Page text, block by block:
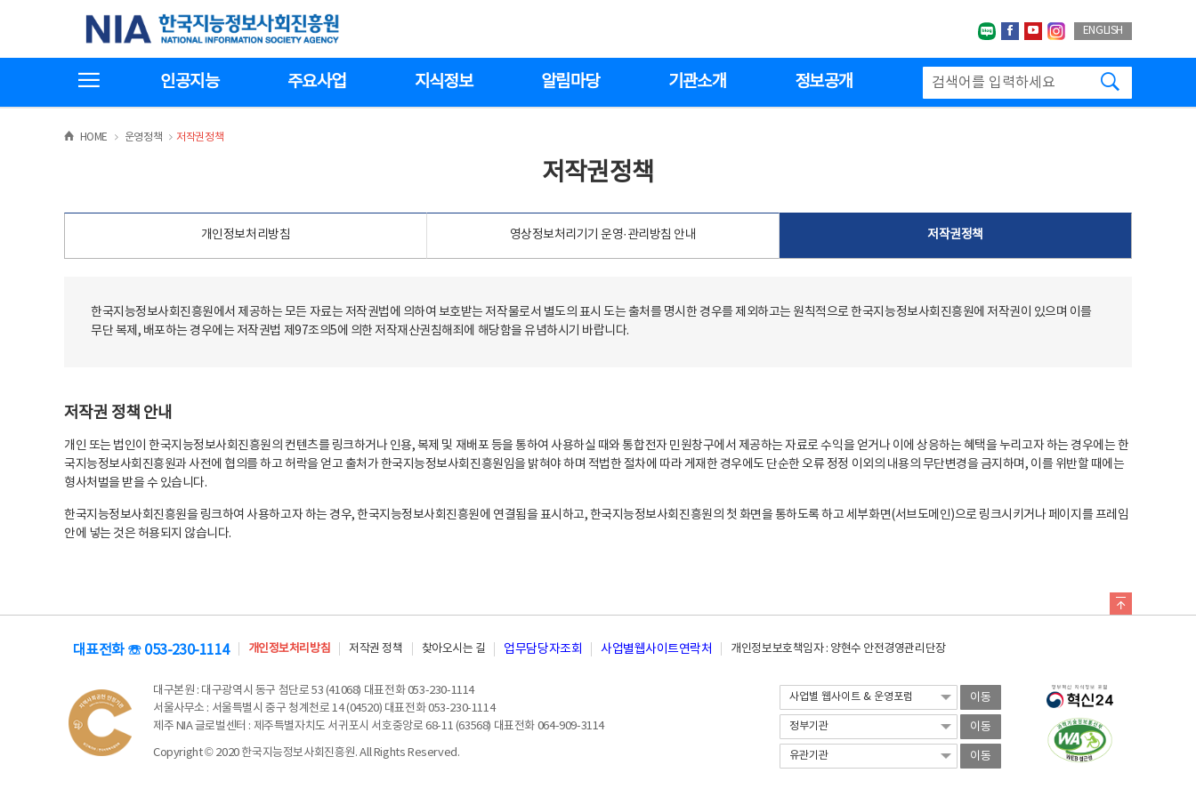
기
한국지능정보사회진흥원
네이버블로그
페이스북
유투브인스타그랩
ENGLISH
인공지능 주요사업 지식정보 알림마당 기관소개 정보공개
HOME >운영정책 >
저작권정책
저작권정책
개인정보처리방침 영상정보처리기기 운영·관리방침 안내 저작권정책
한국지능정보사회진흥원에서 제공하는 모든 자료는 저작권법에 의하여 보호받는 저작물로서 별도의 표시 도는 출처를 명시한 경우를 제외하고는 원칙적으로 한국지능정보사회진흥원에 저작권이 있으며 이를
무단 복제, 배포하는 경우에는 저작권법 제97조의5에 의한 저작재산권침해죄에 해당함을 유념하시기 바랍니다.
저작권 정책 안내
개인 또는 법인이 한국지능정보사회진흥원의 컨텐츠를 링크하거나 인용, 복제 및 재배포 등을 통하여 사용하실 때와 통합전자 민원창구에서 제공하는 자료로 수익을 얻거나 이에 상응하는 혜택을 누리고자 하는 경우에는 한
국지능정보사회진흥원과 사전에 협의를 하고 허락을 얻고 출처가 한국지능정보사회진흥원임을 밝혀야 하며 적법한 절차에 따라 게재한 경우에도 단순한 오류 정정 이외의 내용의 무단변경을 금지하며, 이를 위반할 때에는
형사처벌을 받을 수 있습니다.
한국지능정보사회진흥원을 링크하여 사용하고자 하는 경우, 한국지능정보사회진흥원에 연결됨을 표시하고, 한국지능정보사회진흥원의 첫 화면을 통하도록 하고 세부화면(서브도메인)으로 링크시키거나 페이지를 프레임
안에 넣는 것은 허용되지 않습니다.
대표전화 ☏ 053-230-1114 개인정보처리방침 저작권 정책 찾아오시는 길 업무담당자조회 사업별웹사이트연락처 개인정보보호책임자 : 양현수 안전경영관리단장
대구본원 : 대구광역시 동구 첨단로 53 (41068) 대표전화 053-230-1114
서울사무소 : 서울특별시 중구 청계천로 14 (04520) 대표전화 053-230-1114
제주 NIA 글로벌센터 : 제주특별자치도 서귀포시 서호중앙로 68-11 (63568) 대표전화 064-909-3114
Copyright © 2020 한국지능정보사회진흥원. All Rights Reserved.
이동
이동
이동